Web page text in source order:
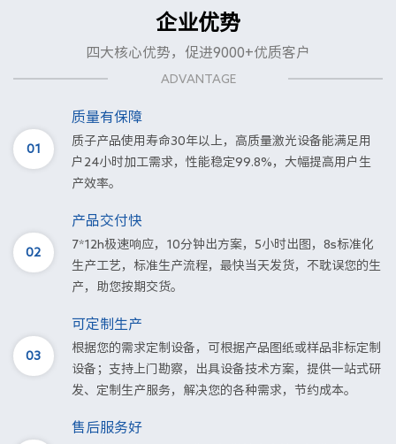
企业优势
四大核心优势，促进9000+优质客户
ADVANTAGE
01
质量有保障
质子产品使用寿命30年以上，高质量激光设备能满足用
户24小时加工需求，性能稳定99.8%，大幅提高用户生
产效率。
02
产品交付快
7*12h极速响应，10分钟出方案，5小时出图，8s标准化
生产工艺，标准生产流程，最快当天发货，不耽误您的生
产，助您按期交货。
03
可定制生产
根据您的需求定制设备，可根据产品图纸或样品非标定制
设备；支持上门勘察，出具设备技术方案，提供一站式研
发、定制生产服务，解决您的各种需求，节约成本。
售后服务好